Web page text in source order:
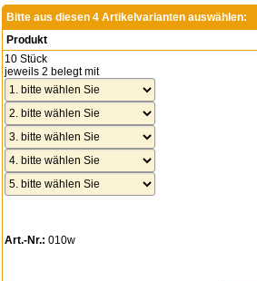
Bitte aus diesen 4 Artikelvarianten auswählen:
Produkt
10 Stück
jeweils 2 belegt mit
Art.-Nr.: 010w